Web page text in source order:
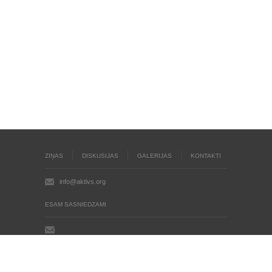
ZIŅAS DISKUSIJAS GALERIJAS KONTAKTI
info@aktivs.org
ESAM SASNIEDZAMI